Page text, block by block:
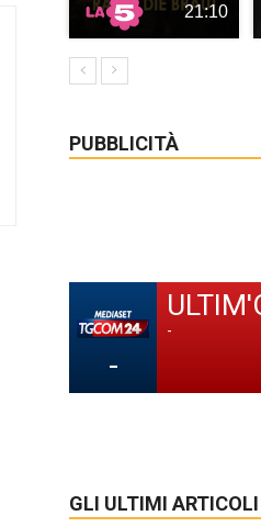
21:10
PUBBLICITÀ
-
-
GLI ULTIMI ARTICOLI